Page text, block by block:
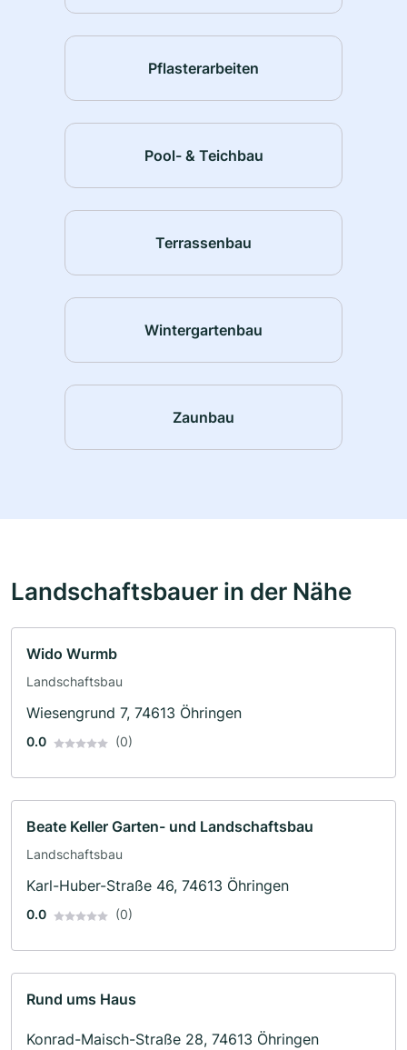
Pflasterarbeiten
Pool- & Teichbau
Terrassenbau
Wintergartenbau
Zaunbau
Landschaftsbauer in der Nähe
Wido Wurmb
Landschaftsbau
Wiesengrund 7, 74613 Öhringen
0.0 (0)
Beate Keller Garten- und Landschaftsbau
Landschaftsbau
Karl-Huber-Straße 46, 74613 Öhringen
0.0 (0)
Rund ums Haus
Konrad-Maisch-Straße 28, 74613 Öhringen